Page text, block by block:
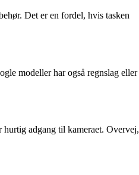
Det er en fordel, hvis tasken
modeller har også regnslag eller
adgang til kameraet. Overvej,